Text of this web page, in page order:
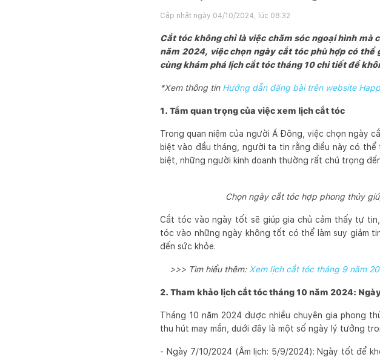
Cập nhật ngày 04/10/2024, lúc 08:32
Cắt tóc không chỉ là việc chăm sóc ngoại hình mà
năm 2024, việc chọn ngày cắt tóc phù hợp có
cùng khám phá lịch cắt tóc tháng 10 chi tiết để
*Xem thông tin Hướng dẫn đăng bài trên website
1. Tầm quan trọng của việc xem lịch cắt tóc
Trong quan niệm của người Á Đông, việc chọn ngày
biệt vào đầu tháng, người ta tin rằng điều này có
biệt, những người kinh doanh thường rất chú trọng
Chọn ngày cắt tóc hợp phong thủy
Cắt tóc vào ngày tốt sẽ giúp gia chủ cảm thấy tự
tóc vào những ngày không tốt có thể làm suy giảm
đến sức khỏe.
>>> Tìm hiểu thêm: Xem lịch cắt tóc tháng 9 năm
2. Tham khảo lịch cắt tóc tháng 10 năm 2024:
Tháng 10 năm 2024 được nhiều chuyên gia phong
thu hút may mắn, dưới đây là một số ngày lý tưởng
- Ngày 7/10/2024 (Âm lịch: 5/9/2024): Ngày tốt để